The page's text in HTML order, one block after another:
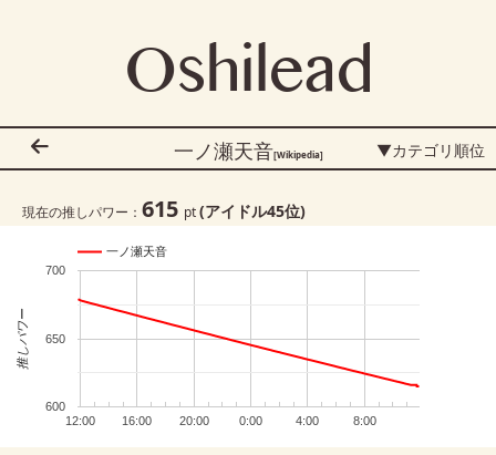
Oshilead
一ノ瀬天音[Wikipedia] ▼カテゴリ順位
現在の推しパワー： 615 pt(アイドル45位)
一ノ瀬天音
12:00 16:00 20:00 0:00 4:00 8:00
600
650
700
推しパワー